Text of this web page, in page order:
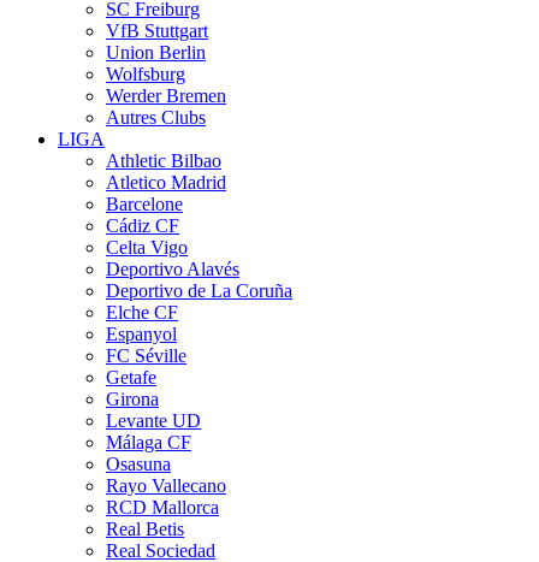
SC Freiburg
VfB Stuttgart
Union Berlin
Wolfsburg
Werder Bremen
Autres Clubs
LIGA
Athletic Bilbao
Atletico Madrid
Barcelone
Cádiz CF
Celta Vigo
Deportivo Alavés
Deportivo de La Coruña
Elche CF
Espanyol
FC Séville
Getafe
Girona
Levante UD
Málaga CF
Osasuna
Rayo Vallecano
RCD Mallorca
Real Betis
Real Sociedad